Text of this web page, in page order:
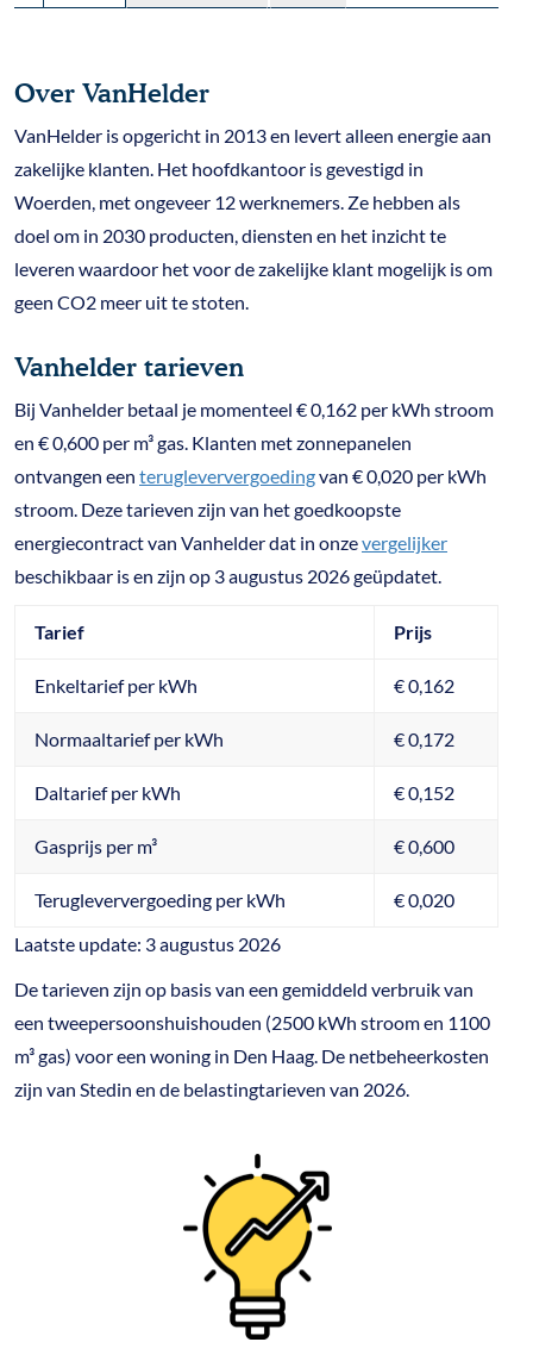
Over VanHelder
VanHelder is opgericht in 2013 en levert alleen energie aan
zakelijke klanten. Het hoofdkantoor is gevestigd in
Woerden, met ongeveer 12 werknemers. Ze hebben als
doel om in 2030 producten, diensten en het inzicht te
leveren waardoor het voor de zakelijke klant mogelijk is om
geen CO2 meer uit te stoten.
Vanhelder tarieven
Bij Vanhelder betaal je momenteel € 0,162 per kWh stroom
en € 0,600 per m³ gas. Klanten met zonnepanelen
ontvangen een terugleververgoedingvan € 0,020 per kWh
stroom. Deze tarieven zijn van het goedkoopste
energiecontract van Vanhelder dat in onzevergelijker
beschikbaar is en zijn op 3 augustus 2026 geüpdatet.
Tarief Prijs
Enkeltarief per kWh € 0,162
Normaaltarief per kWh € 0,172
Daltarief per kWh € 0,152
Gasprijs per m³ € 0,600
Terugleververgoeding per kWh
€ 0,020
Laatste update: 3 augustus 2026
De tarieven zijn op basis van een gemiddeld verbruik van
een tweepersoonshuishouden (2500 kWh stroom en 1100
m³ gas) voor een woning in Den Haag. De netbeheerkosten
zijn van Stedin en de belastingtarieven van 2026.